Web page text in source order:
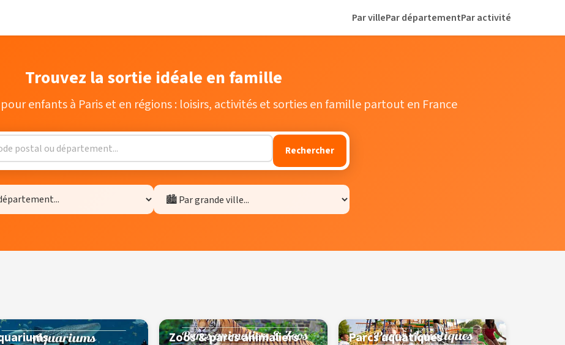
Par villePar départementPar activité
Trouvez la sortie idéale en famille
pour enfants à Paris et en régions : loisirs, activités et sorties en famille partout en France
Rechercher
Zoos & parcs animaliers Parcs aquatiques